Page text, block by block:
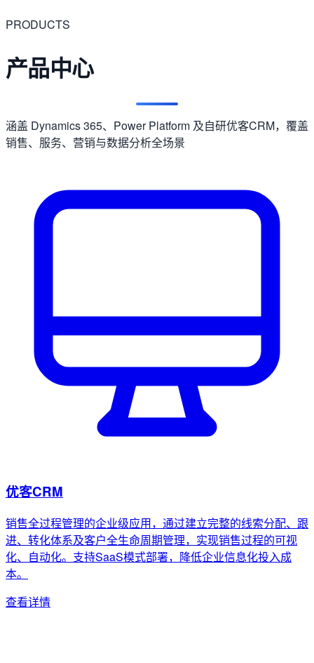
PRODUCTS
产品中心
涵盖 Dynamics 365、Power Platform 及自研优客CRM，覆盖
销售、服务、营销与数据分析全场景
优客CRM
销售全过程管理的企业级应用，通过建立完整的线索分配、跟
进、转化体系及客户全生命周期管理，实现销售过程的可视
化、自动化。支持SaaS模式部署，降低企业信息化投入成
本。
查看详情